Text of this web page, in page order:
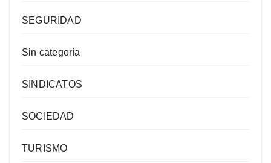
SEGURIDAD
Sin categoría
SINDICATOS
SOCIEDAD
TURISMO